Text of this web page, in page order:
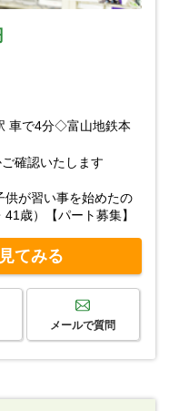
車で4分◇富山地鉄本
確認いたします
供が習い事を始めたの
歳）【パート募集】
てみる
メールで質問